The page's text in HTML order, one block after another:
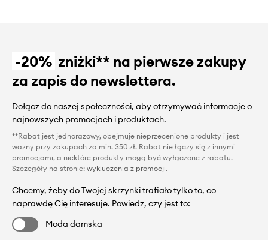
-20% zniżki** na pierwsze zakupy
za zapis do newslettera.
Dołącz do naszej społeczności, aby otrzymywać informacje o
najnowszych promocjach i produktach.
**Rabat jest jednorazowy, obejmuje nieprzecenione produkty i jest
ważny przy zakupach za min. 350 zł. Rabat nie łączy się z innymi
promocjami, a niektóre produkty mogą być wyłączone z rabatu.
Szczegóły na stronie: wykluczenia z promocji.
Chcemy, żeby do Twojej skrzynki trafiało tylko to, co
naprawdę Cię interesuje. Powiedz, czy jest to:
Moda damska